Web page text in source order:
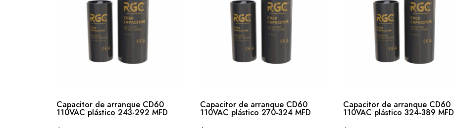
Capacitor de arranque CD60
110VAC plástico 243-292 MFD
Capacitor de arranque CD60
110VAC plástico 270-324 MFD
Capacitor de arranque CD60
110VAC plástico 324-389 MFD